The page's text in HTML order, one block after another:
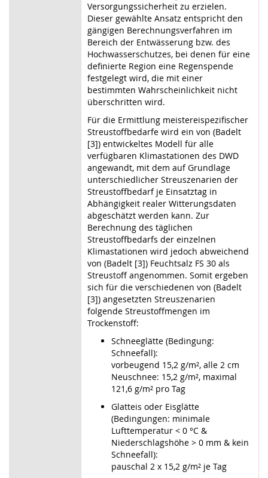
Versorgungssicherheit zu erzielen.
Dieser gewählte Ansatz entspricht den
gängigen Berechnungsverfahren im
Bereich der Entwässerung bzw. des
Hochwasserschutzes, bei denen für eine
definierte Region eine Regenspende
festgelegt wird, die mit einer
bestimmten Wahrscheinlichkeit nicht
überschritten wird.
Für die Ermittlung meistereispezifischer
Streustoffbedarfe wird ein von (Badelt
[3]) entwickeltes Modell für alle
verfügbaren Klimastationen des DWD
angewandt, mit dem auf Grundlage
unterschiedlicher Streuszenarien der
Streustoffbedarf je Einsatztag in
Abhängigkeit realer Witterungsdaten
abgeschätzt werden kann. Zur
Berechnung des täglichen
Streustoffbedarfs der einzelnen
Klimastationen wird jedoch abweichend
von (Badelt [3]) Feuchtsalz FS 30 als
Streustoff angenommen. Somit ergeben
sich für die verschiedenen von (Badelt
[3]) angesetzten Streuszenarien
folgende Streustoffmengen im
Trockenstoff:
Schneeglätte (Bedingung:
Schneefall):
vorbeugend 15,2 g/m², alle 2 cm
Neuschnee: 15,2 g/m², maximal
121,6 g/m² pro Tag
Glatteis oder Eisglätte
(Bedingungen: minimale
Lufttemperatur < 0 °C &
Niederschlagshöhe > 0 mm & kein
Schneefall):
pauschal 2 x 15,2 g/m² je Tag